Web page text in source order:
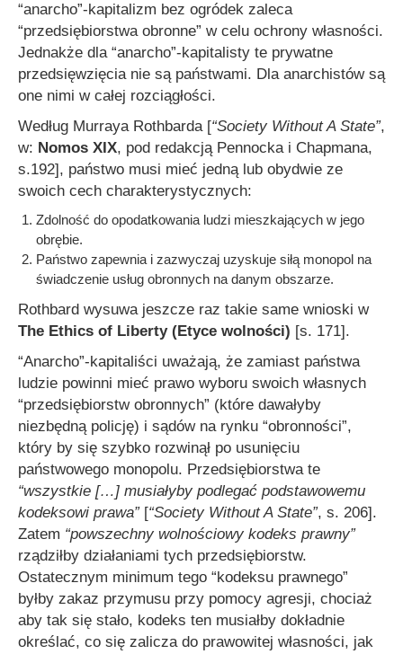
“anarcho”-kapitalizm bez ogródek zaleca
“przedsiębiorstwa obronne” w celu ochrony własności.
Jednakże dla “anarcho”-kapitalisty te prywatne
przedsięwzięcia nie są państwami. Dla anarchistów są
one nimi w całej rozciągłości.
Według Murraya Rothbarda [“Society Without A State”,
w: Nomos XIX, pod redakcją Pennocka i Chapmana,
s.192], państwo musi mieć jedną lub obydwie ze
swoich cech charakterystycznych:
Zdolność do opodatkowania ludzi mieszkających w jego
obrębie.
Państwo zapewnia i zazwyczaj uzyskuje siłą monopol na
świadczenie usług obronnych na danym obszarze.
Rothbard wysuwa jeszcze raz takie same wnioski w
The Ethics of Liberty (Etyce wolności) [s. 171].
“Anarcho”-kapitaliści uważają, że zamiast państwa
ludzie powinni mieć prawo wyboru swoich własnych
“przedsiębiorstw obronnych” (które dawałyby
niezbędną policję) i sądów na rynku “obronności”,
który by się szybko rozwinął po usunięciu
państwowego monopolu. Przedsiębiorstwa te
“wszystkie […] musiałyby podlegać podstawowemu
kodeksowi prawa”[“Society Without A State”, s. 206].
Zatem “powszechny wolnościowy kodeks prawny”
rządziłby działaniami tych przedsiębiorstw.
Ostatecznym minimum tego “kodeksu prawnego”
byłby zakaz przymusu przy pomocy agresji, chociaż
aby tak się stało, kodeks ten musiałby dokładnie
określać, co się zalicza do prawowitej własności, jak